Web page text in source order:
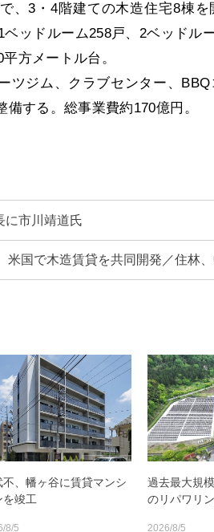
、3・4階建ての木造住宅8棟を
ッドルーム258戸、2ベッドル
方メートル台。
ツジム、クラブセンター、BBQ
する。総事業費約170億円。
に市川靖道氏
米国で木造賃貸を共同開発／住林
不、幡ヶ谷に賃貸マンシ
を竣工
8/5
過去最大規
のリパワリ
2026/8/5